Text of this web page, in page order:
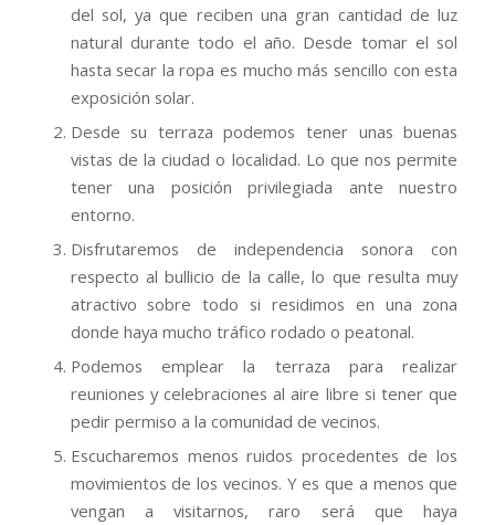
del sol, ya que reciben una gran cantidad de luz
natural durante todo el año. Desde tomar el sol
hasta secar la ropa es mucho más sencillo con esta
exposición solar.
Desde su terraza podemos tener unas buenas
vistas de la ciudad o localidad. Lo que nos permite
tener una posición privilegiada ante nuestro
entorno.
Disfrutaremos de independencia sonora con
respecto al bullicio de la calle, lo que resulta muy
atractivo sobre todo si residimos en una zona
donde haya mucho tráfico rodado o peatonal.
Podemos emplear la terraza para realizar
reuniones y celebraciones al aire libre si tener que
pedir permiso a la comunidad de vecinos.
Escucharemos menos ruidos procedentes de los
movimientos de los vecinos. Y es que a menos que
vengan a visitarnos, raro será que haya